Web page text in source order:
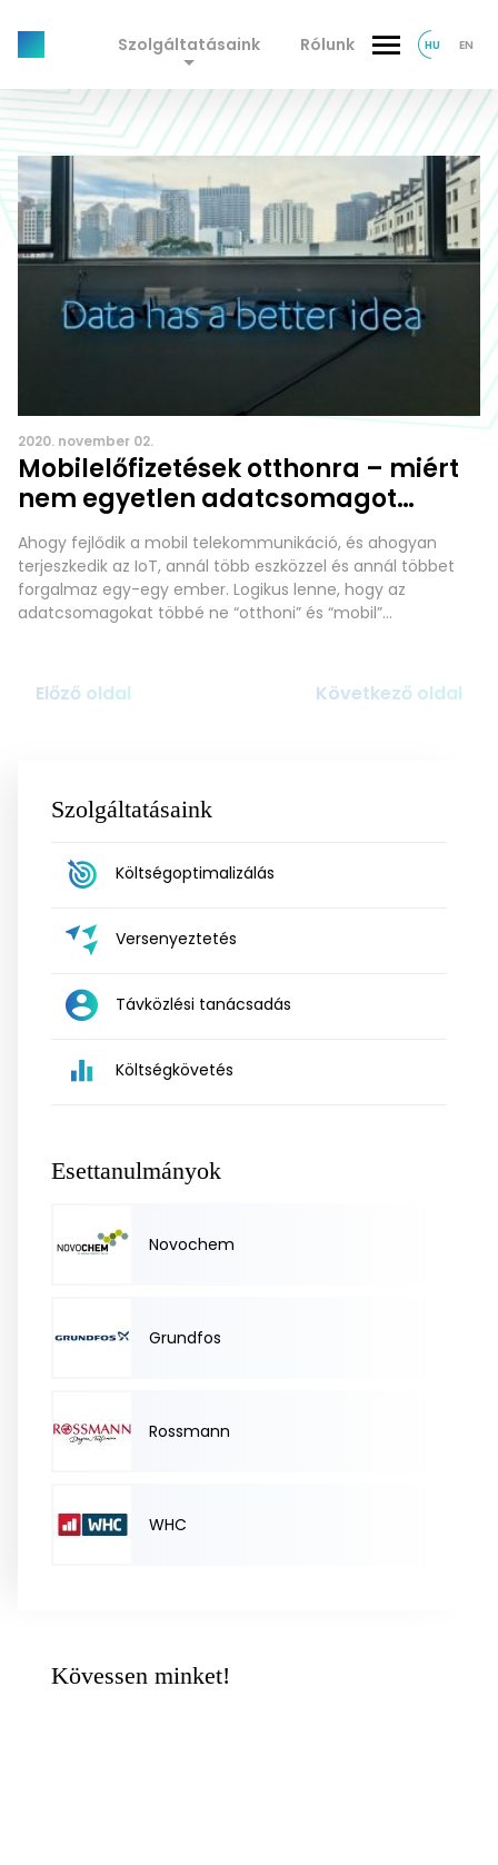
Szolgáltatásaink Rólunk HU EN
2020. november 02.
Mobilelőfizetések otthonra – miért
nem egyetlen adatcsomagot
használ mindenki?
Ahogy fejlődik a mobil telekommunikáció, és ahogyan
terjeszkedik az IoT, annál több eszközzel és annál többet
forgalmaz egy-egy ember. Logikus lenne, hogy az
adatcsomagokat többé ne “otthoni” és “mobil”
ugyanilyen, ahogy sok felhőszolgáltatás esetében már
megszokhattuk. Bejelentkezünk, elérhetjük a személyes
Előző oldal Következő oldal
Szolgáltatásaink
Költségoptimalizálás
Versenyeztetés
Távközlési tanácsadás
Költségkövetés
Esettanulmányok
Novochem
Grundfos
Rossmann
WHC
Kövessen minket!